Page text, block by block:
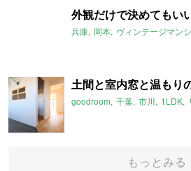
外観だけで決めてもい
兵庫 岡本 ヴィンテージマン
土間と室内窓と温もり
goodroom 千葉 市川 1LDK
もっとみる